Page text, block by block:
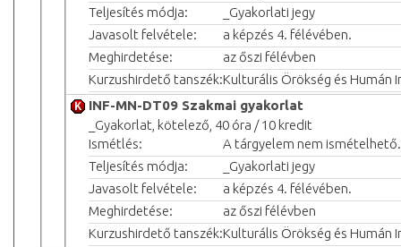
Teljesítés módja:
_Gyakorlati jegy
Javasolt felvétele:
a képzés 4. félévében.
Meghirdetése:
az őszi félévben
Kurzushirdető tanszék:Kulturális Örökség és Humán
INF-MN-DT09 Szakmai gyakorlat
_Gyakorlat, kötelező, 40 óra / 10 kredit
Ismétlés:
A tárgyelem nem ismételhető.
Teljesítés módja:
_Gyakorlati jegy
Javasolt felvétele:
a képzés 4. félévében.
Meghirdetése:
az őszi félévben
Kurzushirdető tanszék:Kulturális Örökség és Humán